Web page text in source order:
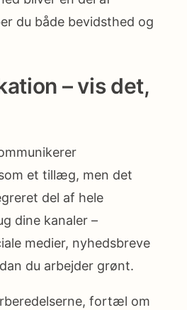
du både bevidsthed og
– vis det,
et tillæg, men det
del af hele
dine kanaler –
medier, nyhedsbreve
du arbejder grønt.
fortæl om